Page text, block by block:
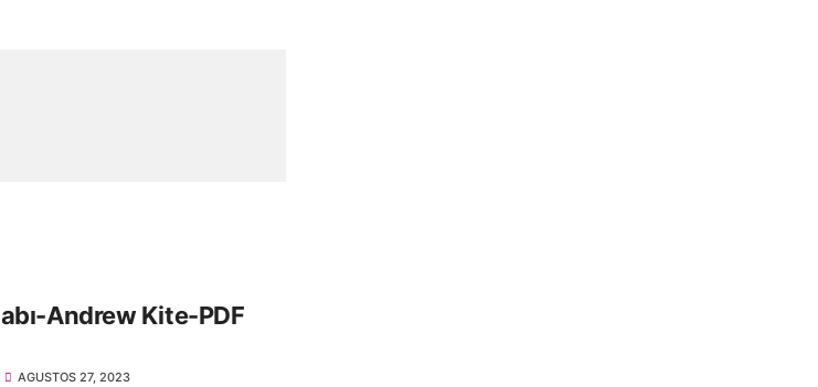
Andrew Kite-PDF
AGUSTOS 27, 2023